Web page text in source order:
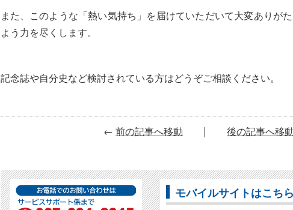
また、このような「熱い気持ち」を届けていただいて大変ありが
よう力を尽くします。
記念誌や自分史など検討されている方はどうぞご相談ください。
← 前の記事へ移動 | 後の記事へ移動
モバイルサイトはこち